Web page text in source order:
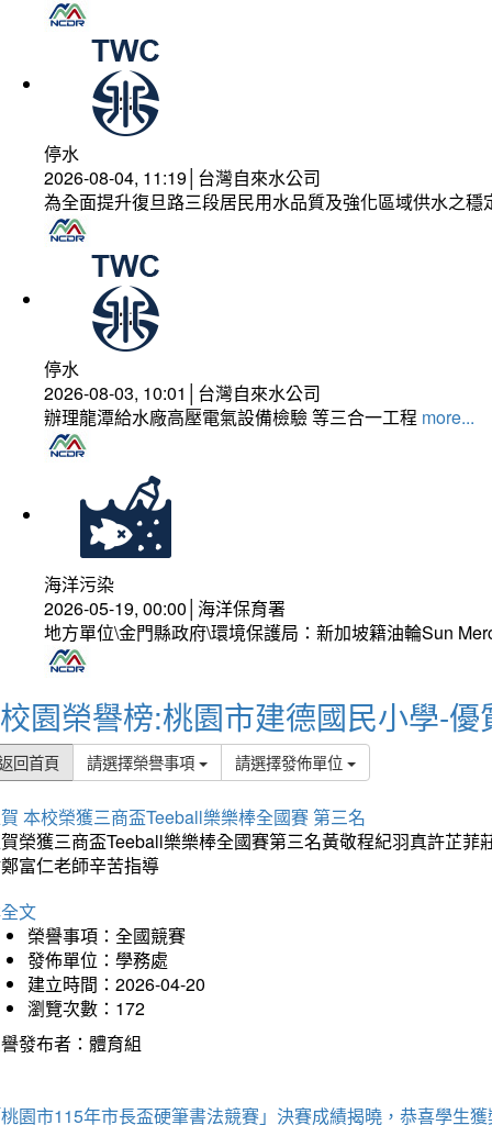
停水
2026-08-04, 11:19│台灣自來水公司
為全面提升復旦路三段居民用水品質及強化區域供水之
停水
2026-08-03, 10:01│台灣自來水公司
辦理龍潭給水廠高壓電氣設備檢驗 等三合一工程 more...
海洋污染
2026-05-19, 00:00│海洋保育署
地方單位\金門縣政府\環境保護局：新加坡籍油輪Sun
校園榮譽榜:桃園市建德國民小學-優
回首頁 請選擇榮譽事項 請選擇發佈單位
本校榮獲三商盃Teeball樂樂棒全國賽 第三名
榮獲三商盃Teeball樂樂棒全國賽第三名黃敬程紀羽真許芷
富仁老師辛苦指導
文
榮譽事項：全國競賽
發佈單位：學務處
建立時間：2026-04-20
瀏覽次數：172
發布者：體育組
園市115年市長盃硬筆書法競賽」決賽成績揭曉，恭喜學生